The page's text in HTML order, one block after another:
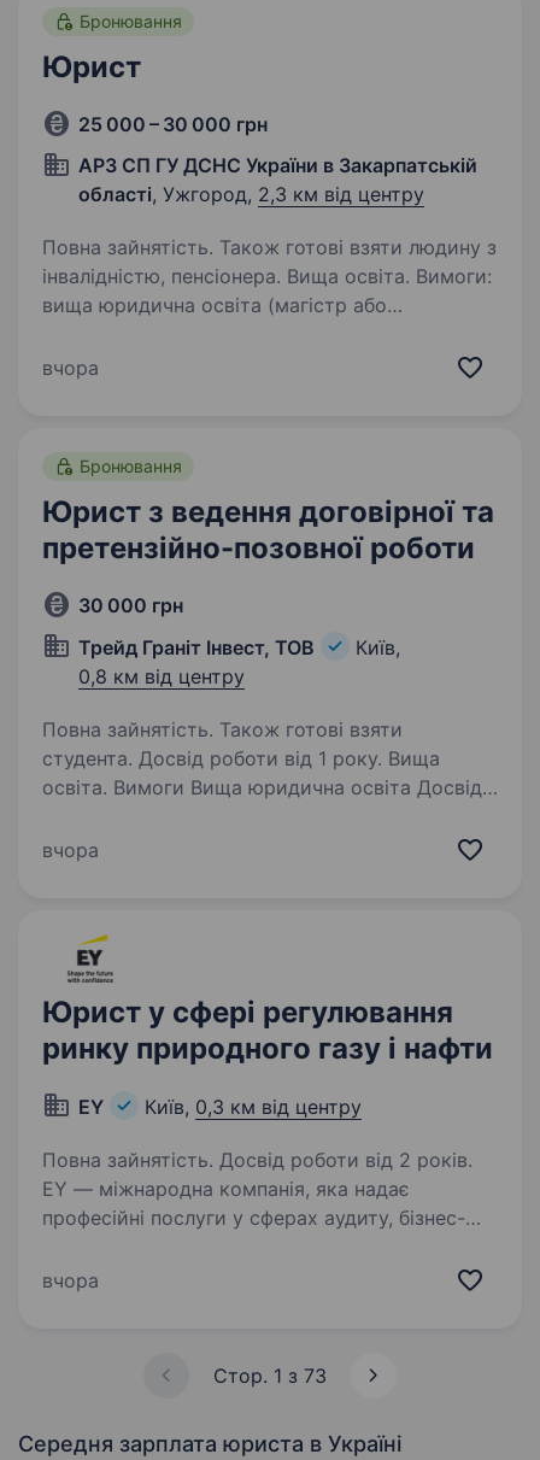
Бронювання
Юрист
25 000 – 30 000 грн
АРЗ СП ГУ ДСНС України в Закарпатській
області, Ужгород, 2,3 км від центру
Повна зайнятість. Також готові взяти людину з
інвалідністю, пенсіонера. Вища освіта. Вимоги:
вища юридична освіта (магістр або
до стажу роботи. Що повинен знати та вміти
вчора
Бронювання
Юрист з ведення договірної та
претензійно-позовної роботи
30 000 грн
Трейд Граніт Інвест, ТОВ
Київ,
0,8 км від центру
Повна зайнятість. Також готові взяти
студента. Досвід роботи від 1 року. Вища
освіта. Вимоги Вища юридична освіта Досвід
нормативно-правової бази, щодо регламентує
вчора
Юрист у сфері регулювання
ринку природного газу і нафти
EY Київ, 0,3 км від центру
Повна зайнятість. Досвід роботи від 2 років.
EY — міжнародна компанія, яка надає
професійні послуги у сферах аудиту, бізнес-
стратегії та транзакцій. Ми пропонуємо
вчора
Стор. 1 з 73
Середня зарплата юриста в Україні